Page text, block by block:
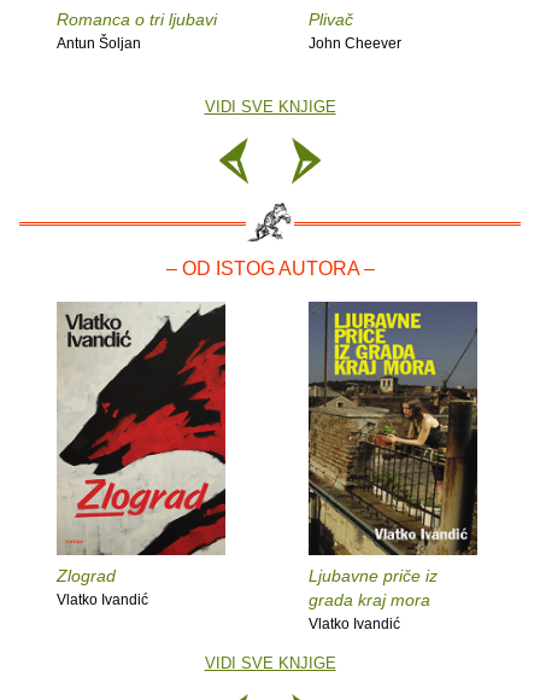
Romanca o tri ljubavi
Antun Šoljan
Plivač
John Cheever
VIDI SVE KNJIGE
– OD ISTOG AUTORA –
Zlograd
Vlatko Ivandić
Ljubavne priče iz
grada kraj mora
Vlatko Ivandić
VIDI SVE KNJIGE